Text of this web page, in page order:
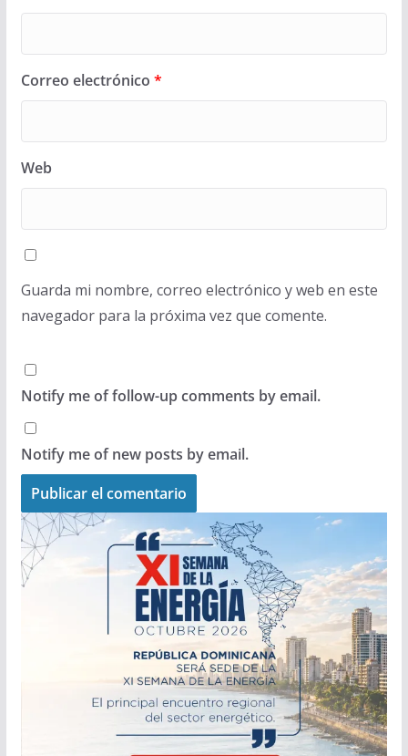
Correo electrónico *
Web
Guarda mi nombre, correo electrónico y web en este
navegador para la próxima vez que comente.
Notify me of follow-up comments by email.
Notify me of new posts by email.